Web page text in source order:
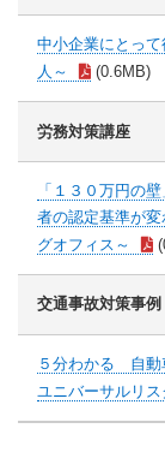
中小企業にとっ
人～
(0.6MB)
労務対策講座
「１３０万円の
者の認定基準が
グオフィス～
交通事故対策事例
５分わかる 自
ユニバーサルリ